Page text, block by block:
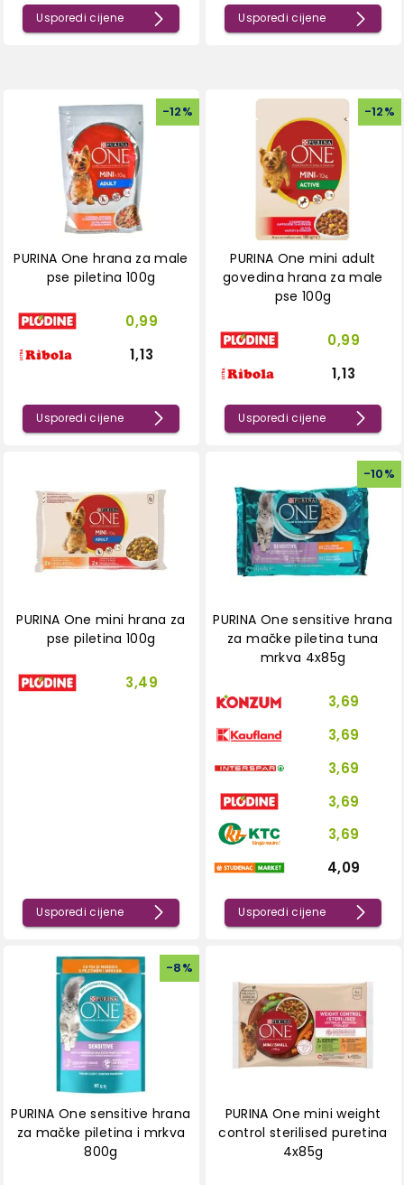
Usporedi cijene Usporedi cijene
-12%
PURINA One hrana za male
pse piletina 100g
0,99
1,13
Usporedi cijene
-12%
PURINA One mini adult
govedina hrana za male
pse 100g
0,99
1,13
Usporedi cijene
PURINA One mini hrana za
pse piletina 100g
3,49
Usporedi cijene
-10%
PURINA One sensitive hrana
za mačke piletina tuna
mrkva 4x85g
3,69
3,69
3,69
3,69
3,69
4,09
Usporedi cijene
-8%
PURINA One sensitive hrana
za mačke piletina i mrkva
800g
PURINA One mini weight
control sterilised puretina
4x85g